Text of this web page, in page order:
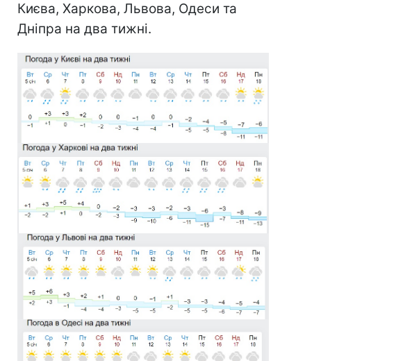
Києва, Харкова, Львова, Одеси та
Дніпра на два тижні.